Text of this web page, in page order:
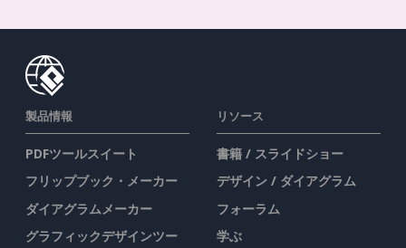
製品情報
PDFツールスイート
フリップブック・メーカー
ダイアグラムメーカー
グラフィックデザインツー
リソース
書籍 / スライドショー
デザイン / ダイアグラム
フォーラム
学ぶ